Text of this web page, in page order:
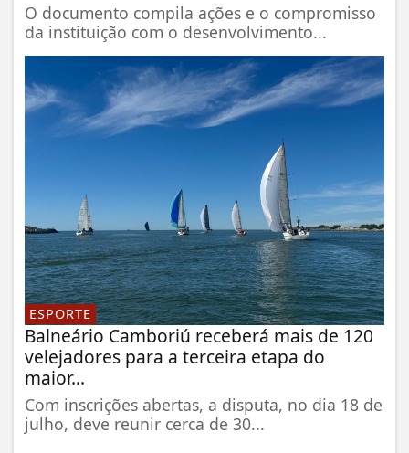
O documento compila ações e o compromisso
da instituição com o desenvolvimento...
ESPORTE
Balneário Camboriú receberá mais de 120
velejadores para a terceira etapa do
maior...
Com inscrições abertas, a disputa, no dia 18 de
julho, deve reunir cerca de 30...